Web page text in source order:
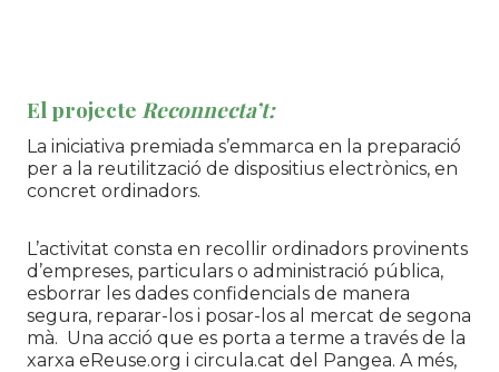
El projecte Reconnecta’t:
La iniciativa premiada s’emmarca en la preparació
per a la reutilització de dispositius electrònics, en
concret ordinadors.
L’activitat consta en recollir ordinadors provinents
d’empreses, particulars o administració pública,
esborrar les dades confidencials de manera
segura, reparar-los i posar-los al mercat de segona
mà. Una acció que es porta a terme a través de la
xarxa eReuse.org i circula.cat del Pangea. A més,